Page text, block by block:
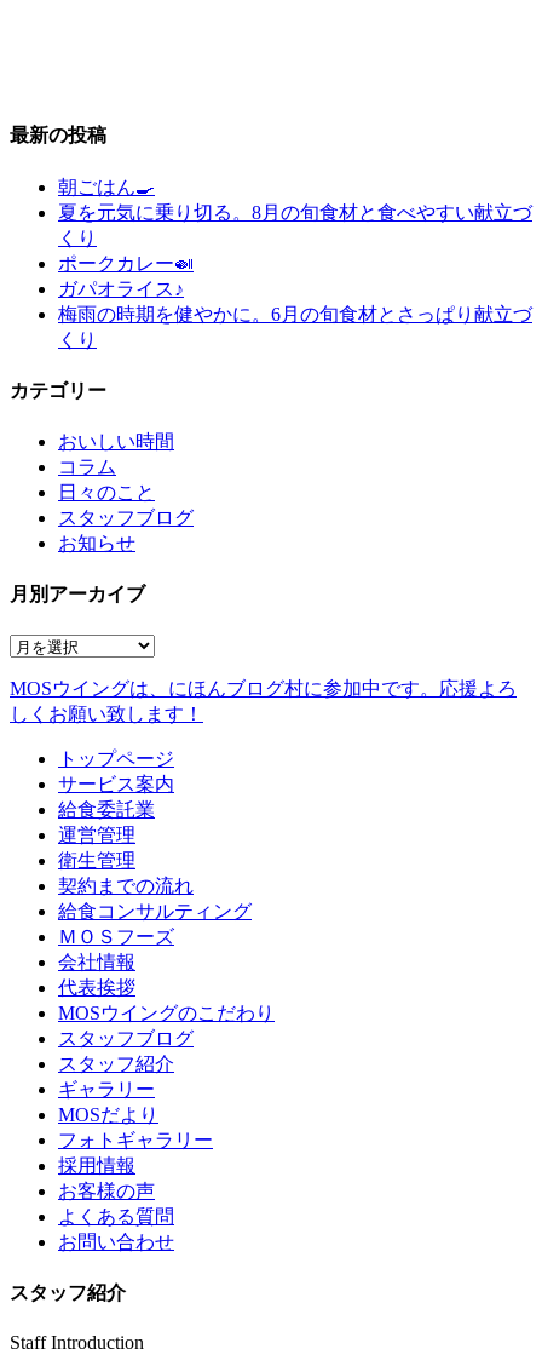
最新の投稿
朝ごはん🍳
夏を元気に乗り切る。8月の旬食材と食べやすい献立づ
くり
ポークカレー🍛
ガパオライス♪
梅雨の時期を健やかに。6月の旬食材とさっぱり献立づ
くり
カテゴリー
おいしい時間
コラム
日々のこと
スタッフブログ
お知らせ
月別アーカイブ
MOSウイングは、にほんブログ村に参加中です。 応援よろ
しくお願い致します！
トップページ
サービス案内
給食委託業
運営管理
衛生管理
契約までの流れ
給食コンサルティング
ＭＯＳフーズ
会社情報
代表挨拶
MOSウイングのこだわり
スタッフブログ
スタッフ紹介
ギャラリー
MOSだより
フォトギャラリー
採用情報
お客様の声
よくある質問
お問い合わせ
スタッフ紹介
Staff Introduction